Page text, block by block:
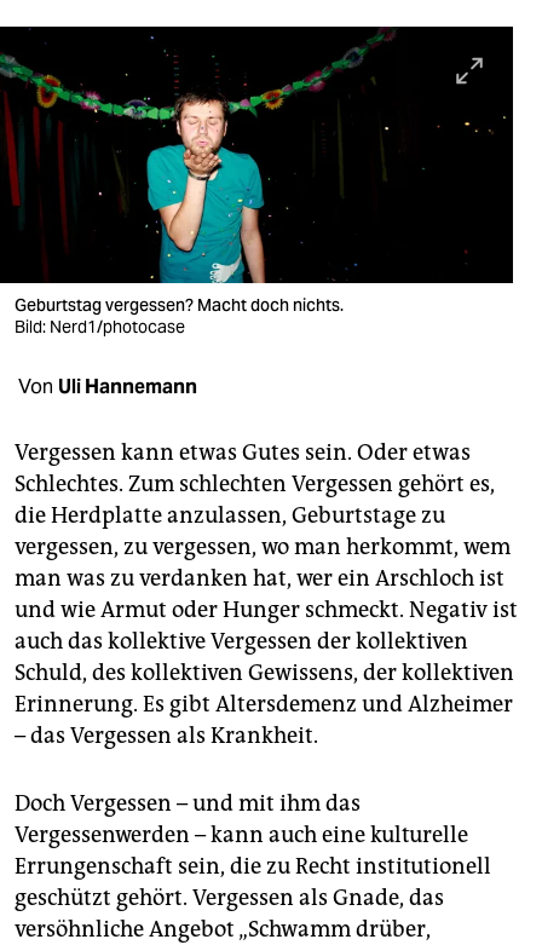
sport
berlin
nord
wahrheit
verlag
verlag
veranstaltungen
fragen & hilfe
unterstützen
abo
genossenschaft
epaper login
Geburtstag vergessen? Macht doch nichts.
Bild: Nerd1/photocase
Von Uli Hannemann
Vergessen kann etwas Gutes sein. Oder etwas
Schlechtes. Zum schlechten Vergessen gehört es,
die Herdplatte anzulassen, Geburtstage zu
vergessen, zu vergessen, wo man herkommt, wem
man was zu verdanken hat, wer ein Arschloch ist
und wie Armut oder Hunger schmeckt. Negativ ist
auch das kollektive Vergessen der kollektiven
Schuld, des kollektiven Gewissens, der kollektiven
Erinnerung. Es gibt Altersdemenz und Alzheimer
– das Vergessen als Krankheit.
Doch Vergessen – und mit ihm das
Vergessenwerden – kann auch eine kulturelle
Errungenschaft sein, die zu Recht institutionell
geschützt gehört. Vergessen als Gnade, das
versöhnliche Angebot „Schwamm drüber,